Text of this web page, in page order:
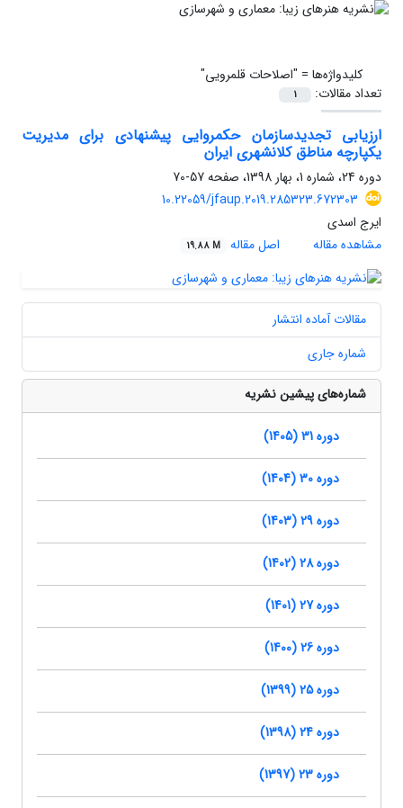
کلیدواژه‌ها = "اصلاحات قلمرویی"
تعداد مقالات:
1
ارزیابی تجدیدسازمان حکمروایی پیشنهادی برای مدیریت
یکپارچه مناطق کلان‏شهری ایران
دوره 24، شماره 1، بهار 1398، صفحه
57-70
10.22059/jfaup.2019.285323.672303
ایرج اسدی
مشاهده مقاله
اصل مقاله 19.88 M
مقالات آماده انتشار
شماره جاری
شماره‌های پیشین نشریه
دوره 31 (1405)
دوره 30 (1404)
دوره 29 (1403)
دوره 28 (1402)
دوره 27 (1401)
دوره 26 (1400)
دوره 25 (1399)
دوره 24 (1398)
دوره 23 (1397)